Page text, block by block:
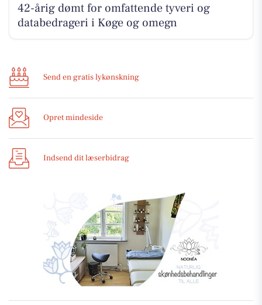
42-årig dømt for omfattende tyveri og
databedrageri i Køge og omegn
Send en gratis lykønskning
Opret mindeside
Indsend dit læserbidrag